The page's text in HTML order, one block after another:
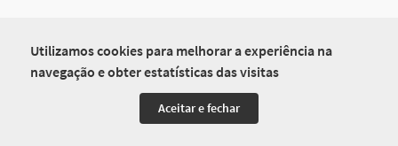
Utilizamos cookies para melhorar a experiência na
navegação e obter estatísticas das visitas
Aceitar e fechar